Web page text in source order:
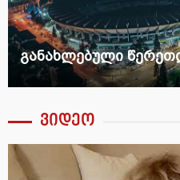
განახლებული
ვიდეო